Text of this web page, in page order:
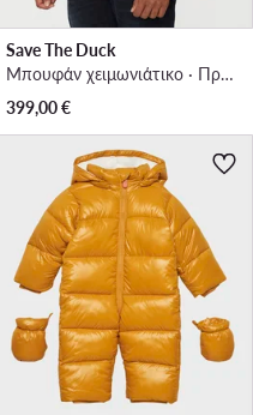
Save The Duck
Μπουφάν χειμωνιάτικο · Πράσινο
399,00€